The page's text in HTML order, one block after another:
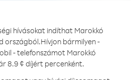
hívásokat indíthat Marokkó
országból.Hívjon bármilyen -
- telefonszámot Marokkó
8.9 ¢ díjért percenként.